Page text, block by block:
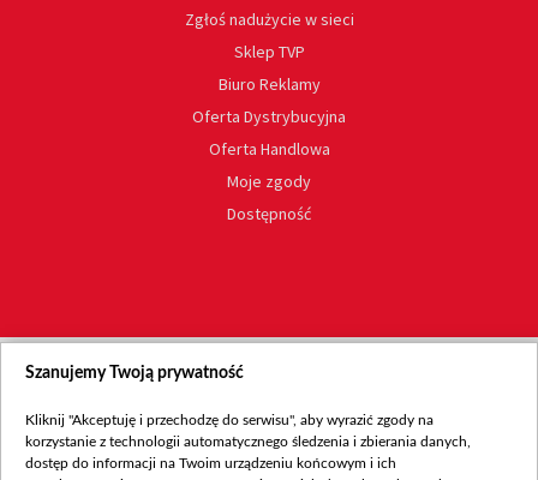
Zgłoś nadużycie w sieci
Sklep TVP
Biuro Reklamy
Oferta Dystrybucyjna
Oferta Handlowa
Moje zgody
Dostępność
Szanujemy Twoją prywatność
Kliknij "Akceptuję i przechodzę do serwisu", aby wyrazić zgody na
korzystanie z technologii automatycznego śledzenia i zbierania danych,
dostęp do informacji na Twoim urządzeniu końcowym i ich